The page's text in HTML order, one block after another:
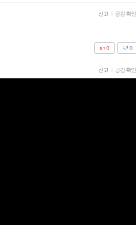
신고 | 공감 확인
0
0
신고 | 공감 확인